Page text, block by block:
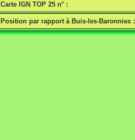
Carte IGN TOP 25 n° :
Position par rapport à Buis-les-Baronnies :